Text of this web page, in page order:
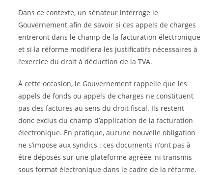
Dans ce contexte, un sénateur interroge le
Gouvernement afin de savoir si ces appels de charges
entreront dans le champ de la facturation électronique
et si la réforme modifiera les justificatifs nécessaires à
l’exercice du droit à déduction de la TVA.
À cette occasion, le Gouvernement rappelle que les
appels de fonds ou appels de charges ne constituent
pas des factures au sens du droit fiscal. Ils restent
donc exclus du champ d’application de la facturation
électronique. En pratique, aucune nouvelle obligation
ne s’impose aux syndics : ces documents n’ont pas à
être déposés sur une plateforme agréée, ni transmis
sous format électronique dans le cadre de la réforme.